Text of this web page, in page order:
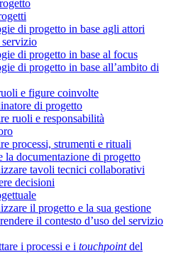
di progetto in base agli attori
di progetto in base al focus
di progetto in base all’ambito di
e figure coinvolte
di progetto
ruoli e responsabilità
processi, strumenti e rituali
la documentazione di progetto
tavoli tecnici collaborativi
decisioni
il progetto e la sua gestione
il contesto d’uso del servizio
i processi e i touchpointdel